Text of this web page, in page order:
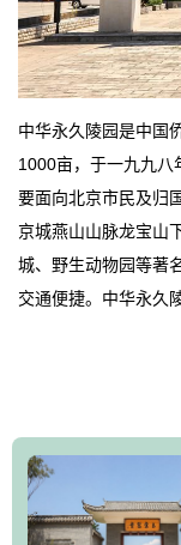
中华永久陵园是中国
1000亩，于一九九八
要面向北京市民及归
京城燕山山脉龙宝山
城、野生动物园等著
交通便捷。中华永久
地。在总体设计上完
而成，宛如一把太师
环绕挡住了外界的
符合山环水抱，藏风
势如宏，是华北地